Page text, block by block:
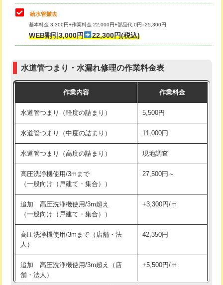
マス交換（深さ50㎝以上）
コンクリート斫り（厚さ10㎝まで）
モルタル補修（厚さ10㎝超え） 38,500円
洗面台設置 38,500円
化粧台設置 22,000円
追加人工 16,500円
廃棄・処分 現場見積
※給水管工事は20mmまでの価格です。
その他部品の脱着
交換・取付（タンク）
式）)
式・ワンホール）)
交換・取付(排水栓・排水トラップ
22,000円+材料費
持込商品取付（混合水栓）
持込商品取付（浄水器・分岐水栓） 16,500円
業）
排水管工事（追加 排水管工事/3ｍ超
給水管撤去
基本料金 3,300円+作業料金 22,000円+部品代 0円=25,300円
WEB割引3,000円 22,300円(税込)
水道管つまり・水漏れ修理の作業料金表
作業内容 作業料金
水道管つまり（軽度の詰まり） 5,500円
水道管つまり（中度の詰まり） 11,000円
水道管つまり（高度の詰まり） 現地調査
高圧洗浄機使用/3mまで
（一般向け（戸建て・集合））
27,500円～
追加 高圧洗浄機使用/3m超え
（一般向け（戸建て・集合））
+3,300円/ｍ
高圧洗浄機使用/3mまで（店舗・法
人）
42,350円
追加 高圧洗浄機使用/3m超え（店
舗・法人）
+5,500円/ｍ